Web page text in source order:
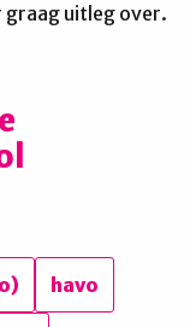
graag uitleg over.
havo